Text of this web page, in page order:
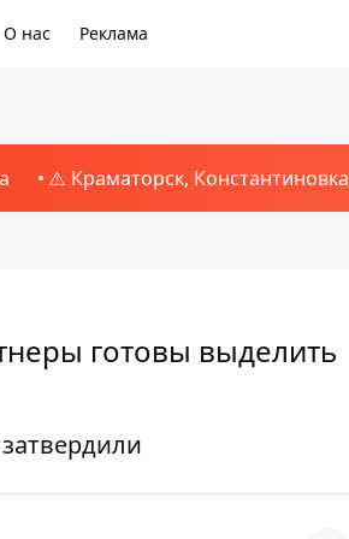
О нас Реклама
⚠️ Краматорск, Константиновка
готовы выделить